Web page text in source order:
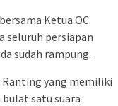
Ketua OC
seluruh persiapan
sudah rampung.
yang memiliki
bulat satu suara